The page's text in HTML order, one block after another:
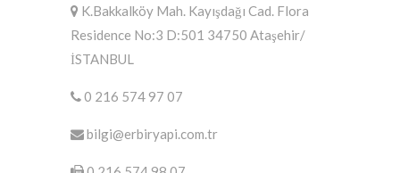
K.Bakkalköy Mah. Kayışdağı Cad. Flora
Residence No:3 D:501 34750 Ataşehir/
İSTANBUL
0 216 574 97 07
bilgi@erbiryapi.com.tr